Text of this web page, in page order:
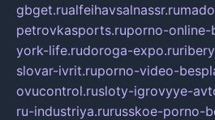
gbget.rualfeihavsalnassr.ru
petrovkasports.ruporno-online-
york-life.rudoroga-expo.ru
slovar-ivrit.ruporno-video-
ovucontrol.rusloty-igrovyye-
ru-industriya.rurusskoe-porno-